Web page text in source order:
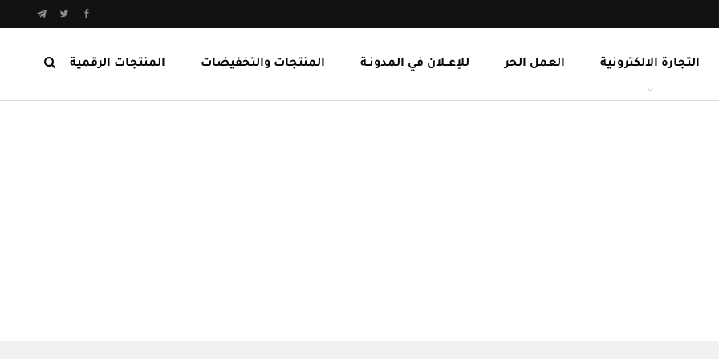
المنتجات الرقمية المنتجات والتخفيضات للإعــلان في المدونـة العمل الحر التجارة الالكترونية